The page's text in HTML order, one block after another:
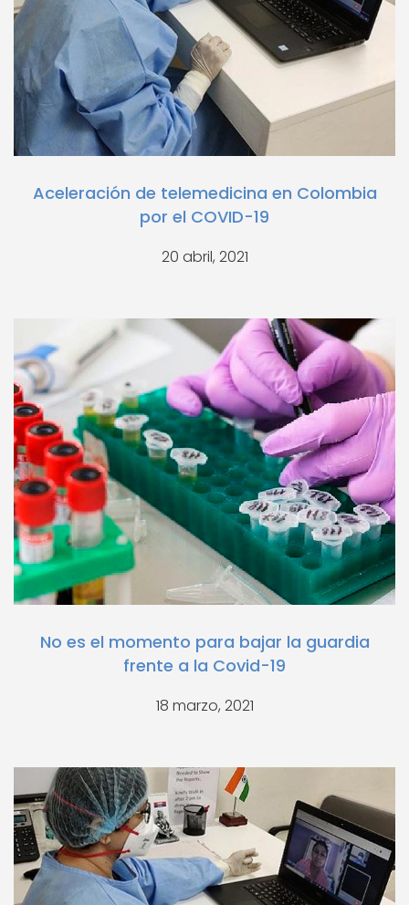
Aceleración de telemedicina en Colombia
por el COVID-19
20 abril, 2021
No es el momento para bajar la guardia
frente a la Covid-19
18 marzo, 2021